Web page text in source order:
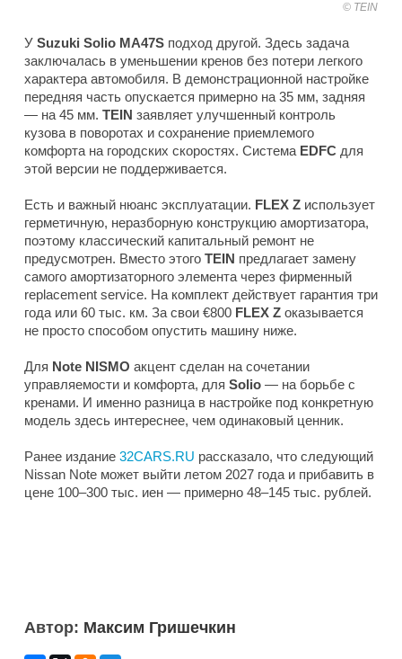
TEIN
У Suzuki Solio MA47S подход другой. Здесь задача
заключалась в уменьшении кренов без потери легкого
характера автомобиля. В демонстрационной настройке
передняя часть опускается примерно на 35 мм, задняя
— на 45 мм. TEIN заявляет улучшенный контроль
кузова в поворотах и сохранение приемлемого
комфорта на городских скоростях. Система EDFC для
этой версии не поддерживается.
Есть и важный нюанс эксплуатации. FLEX Z использует
герметичную, неразборную конструкцию амортизатора,
поэтому классический капитальный ремонт не
предусмотрен. Вместо этого TEIN предлагает замену
самого амортизаторного элемента через фирменный
replacement service. На комплект действует гарантия три
года или 60 тыс. км. За свои €800 FLEX Z оказывается
не просто способом опустить машину ниже.
Для Note NISMO акцент сделан на сочетании
управляемости и комфорта, для Solio — на борьбе с
кренами. И именно разница в настройке под конкретную
модель здесь интереснее, чем одинаковый ценник.
Ранее издание 32CARS.RU рассказало, что следующий
Nissan Note может выйти летом 2027 года и прибавить в
цене 100–300 тыс. иен — примерно 48–145 тыс. рублей.
Автор: Максим Гришечкин